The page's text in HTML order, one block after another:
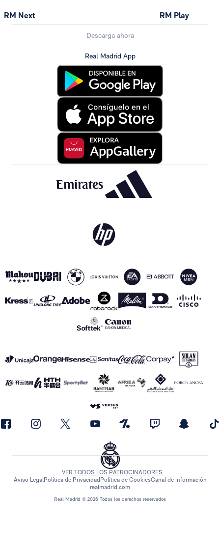
RM Next RM Play
Descarga ahora
Real Madrid App
Real Madrid © 2026 Todos los derechos reservados
VER TODOS LOS PATROCINADORES
Aviso LegalPolítica de Privacidad Política de CookiesCanal de información
realmadrid.com